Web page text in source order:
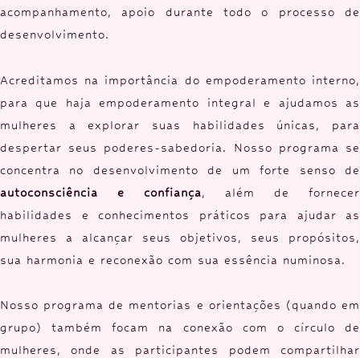
acompanhamento, apoio durante todo o processo de
desenvolvimento.
Acreditamos na importância do empoderamento interno,
para que haja empoderamento integral e ajudamos as
mulheres a explorar suas habilidades únicas, para
despertar seus poderes-sabedoria. Nosso programa se
concentra no desenvolvimento de um forte senso de
autoconsciência e confiança, além de fornecer
habilidades e conhecimentos práticos para ajudar as
mulheres a alcançar seus objetivos, seus propósitos,
sua harmonia e reconexão com sua essência numinosa.
Nosso programa de mentorias e orientações (quando em
grupo) também focam na conexão com o círculo de
mulheres, onde as participantes podem compartilhar